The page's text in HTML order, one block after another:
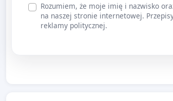
Rozumiem, że moje imię i nazwisko
na naszej stronie internetowej.
reklamy politycznej.